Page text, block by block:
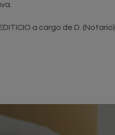
a cargo de D. (Notario)